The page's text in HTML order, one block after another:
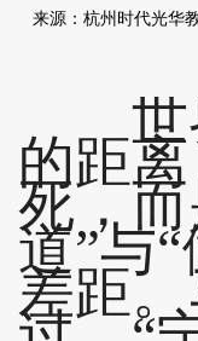
来源：杭州时代光华
的距
死，
道”与
差距